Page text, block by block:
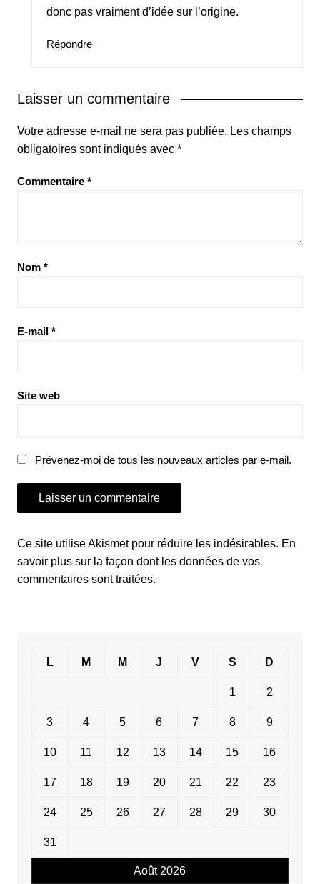
donc pas vraiment d’idée sur l’origine.
Répondre
Laisser un commentaire
Votre adresse e-mail ne sera pas publiée. Les champs
obligatoires sont indiqués avec *
Commentaire *
Nom *
E-mail *
Site web
Prévenez-moi de tous les nouveaux articles par e-mail.
Ce site utilise Akismet pour réduire les indésirables. En
savoir plus sur la façon dont les données de vos
commentaires sont traitées.
Août 2026
L M M J V S D
1 2
3 4 5 6 7 8 9
10 11 12 13 14 15 16
17 18 19 20 21 22 23
24 25 26 27 28 29 30
31